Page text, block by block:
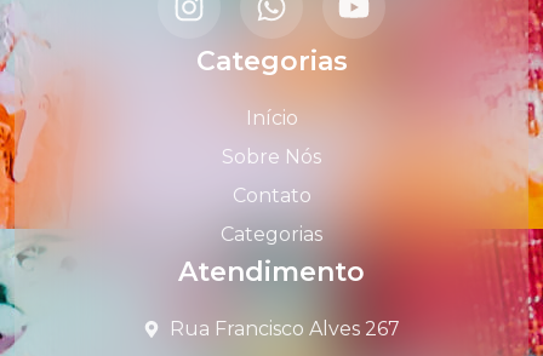
Categorias
Início
Sobre Nós
Contato
Categorias
Atendimento
Rua Francisco Alves 267